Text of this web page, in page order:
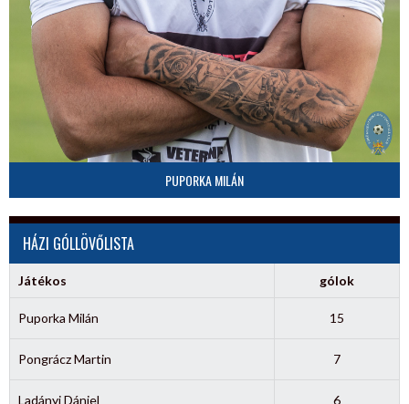
PUPORKA MILÁN
HÁZI GÓLLÖVŐLISTA
Játékos gólok
Puporka Milán 15
Pongrácz Martin 7
Ladányi Dániel 6